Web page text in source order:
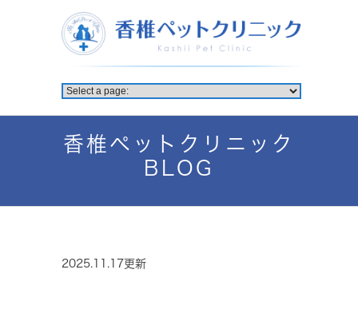
香椎ペットクリニック
BLOG
2025.11.17更新